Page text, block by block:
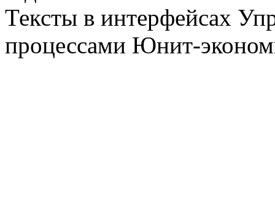
Тексты в интерфейсах
процессами Юнит-